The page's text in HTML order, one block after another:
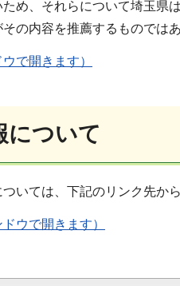
め、それらについて埼玉県
の内容を推薦するものでは
で開きます）
について
いては、下記のリンク先か
ウで開きます）